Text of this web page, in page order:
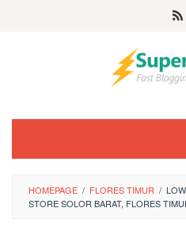
HOMEPAGE / FLORES TIMUR /
STORE SOLOR BARAT, FLORES